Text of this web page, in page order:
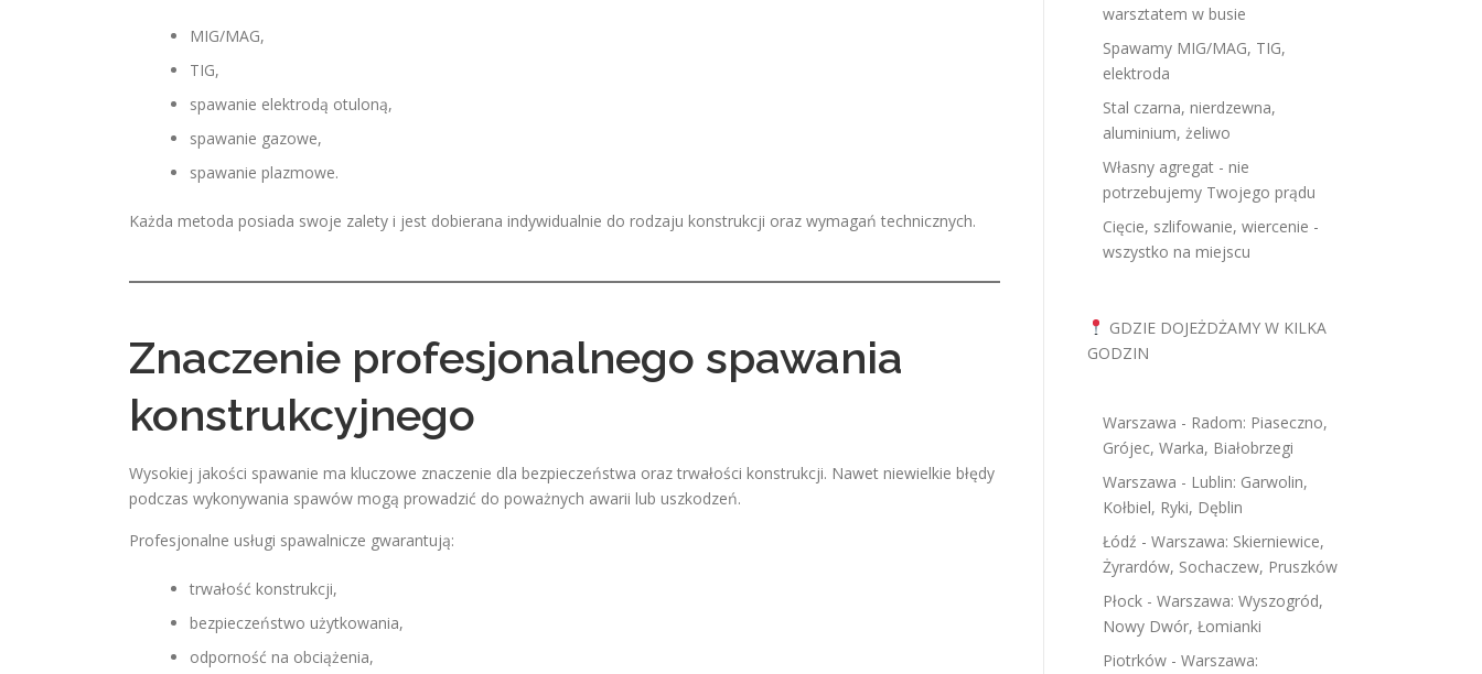
MIG/MAG,
TIG,
spawanie elektrodą otuloną,
spawanie gazowe,
spawanie plazmowe.
Każda metoda posiada swoje zalety i jest dobierana indywidualnie do rodzaju konstrukcji oraz wymagań technicznych.
Znaczenie profesjonalnego spawania
konstrukcyjnego
Wysokiej jakości spawanie ma kluczowe znaczenie dla bezpieczeństwa oraz trwałości konstrukcji. Nawet niewielkie błędy
podczas wykonywania spawów mogą prowadzić do poważnych awarii lub uszkodzeń.
Profesjonalne usługi spawalnicze gwarantują:
trwałość konstrukcji,
bezpieczeństwo użytkowania,
odporność na obciążenia,
warsztatem w busie
Spawamy MIG/MAG, TIG,
elektroda
Stal czarna, nierdzewna,
aluminium, żeliwo
Własny agregat - nie
potrzebujemy Twojego prądu
Cięcie, szlifowanie, wiercenie -
wszystko na miejscu
GDZIE DOJEŻDŻAMY W KILKA
GODZIN
Warszawa - Radom: Piaseczno,
Grójec, Warka, Białobrzegi
Warszawa - Lublin: Garwolin,
Kołbiel, Ryki, Dęblin
Łódź - Warszawa: Skierniewice,
Żyrardów, Sochaczew, Pruszków
Płock - Warszawa: Wyszogród,
Nowy Dwór, Łomianki
Piotrków - Warszawa: